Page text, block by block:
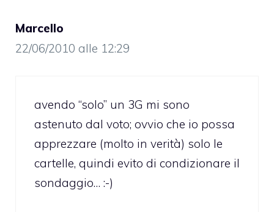
Marcello
22/06/2010 alle 12:29
avendo “solo” un 3G mi sono
astenuto dal voto; ovvio che io possa
apprezzare (molto in verità) solo le
cartelle, quindi evito di condizionare il
sondaggio… :-)